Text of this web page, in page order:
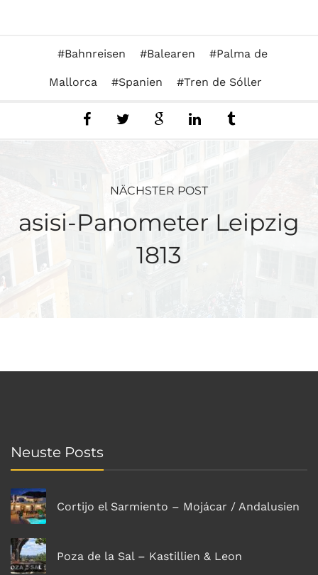
Bahnreisen Balearen Palma de
Mallorca Spanien Tren de Sóller
NÄCHSTER POST
asisi-Panometer Leipzig
1813
Neuste Posts
Cortijo el Sarmiento – Mojácar / Andalusien
Poza de la Sal – Kastillien & Leon